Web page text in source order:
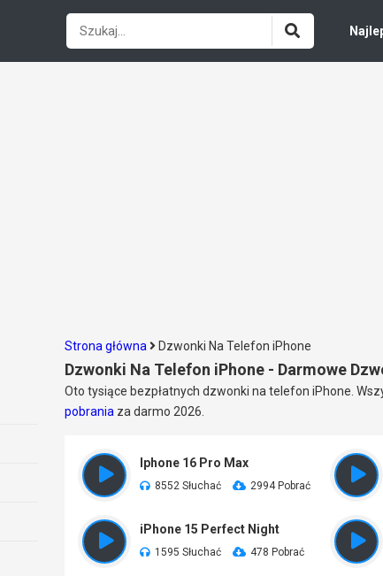
Strona główna Dzwonki Na Telefon iPhone
Dzwonki Na Telefon iPhone - Darmowe
Oto tysiące bezpłatnych dzwonki na telefon iPhone.
pobrania za darmo 2026.
Iphone 16 Pro Max
8552 Słuchać 2994 Pobrać
iPhone 15 Perfect Night
1595 Słuchać 478 Pobrać